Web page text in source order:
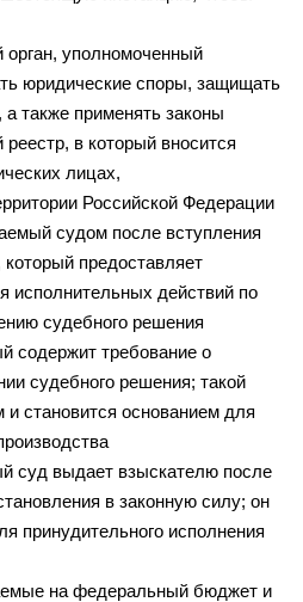
орган, уполномоченный
юридические споры, защищать
также применять законы
в который вносится
лицах,
Российской Федерации
судом после вступления
предоставляет
исполнительных действий по
судебного решения
содержит требование о
судебного решения; такой
становится основанием для
суд выдает взыскателю после
в законную силу; он
принудительного исполнения
на федеральный бюджет и